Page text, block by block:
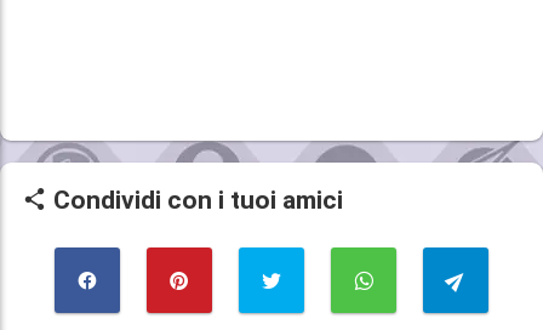
Condividi con i tuoi amici